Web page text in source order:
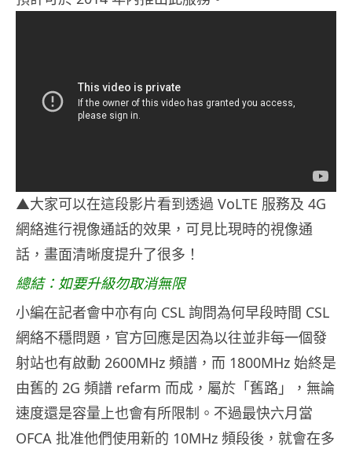
▲大家可以在這段影片看到透過 VoLTE 服務及 4G
網絡進行視像通話的效果，可見比現時的視像通
話，畫面清晰度提升了很多！
總結：如要升級勿取消無限
小編在記者會中亦有向 CSL 詢問為何早段時間 CSL
網絡不穩問題，官方回應是因為以往並非每一個發
射站也有啟動 2600MHz 頻譜，而 1800MHz 始終是
由舊的 2G 頻譜 refarm 而成，屬於「舊路」，無論
速度還是容量上也會有所限制。不過最快六月當
OFCA 批准他們使用新的 10MHz 頻段後，就會在多